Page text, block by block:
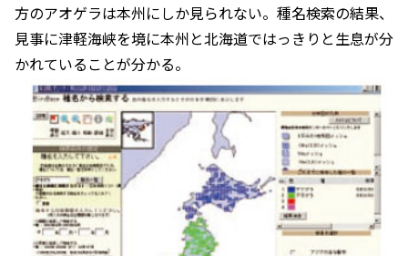
方のアオゲラは本州にしか見られない。種名検索の結果、
見事に津軽海峡を境に本州と北海道ではっきりと生息が分
かれていることが分かる。